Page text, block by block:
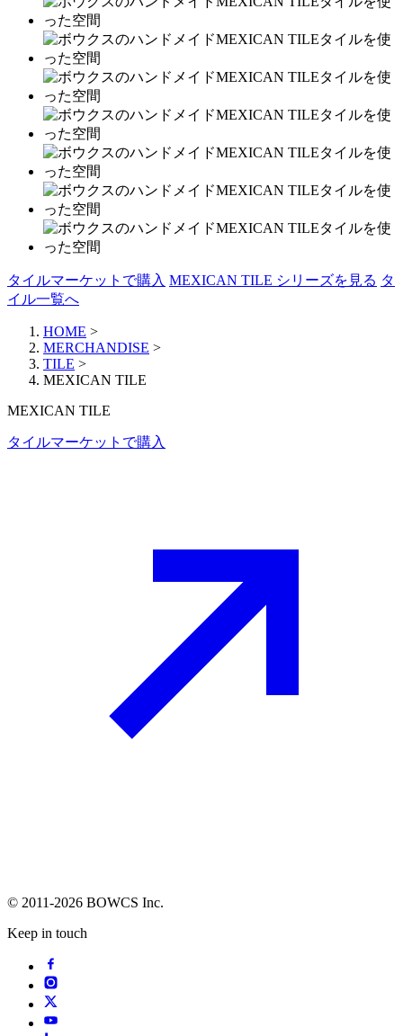
タイルマーケットで購入 MEXICAN TILE シリーズを見る タ
イル一覧へ
HOME >
MERCHANDISE >
TILE >
MEXICAN TILE
MEXICAN TILE
タイルマーケットで購入
© 2011-2026 BOWCS Inc.
Keep in touch